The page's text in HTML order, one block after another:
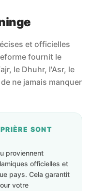
et officielles
fournit le
le Dhuhr, l'Asr, le
ne jamais manquer
SONT
proviennent
officielles et
pays. Cela garantit
votre